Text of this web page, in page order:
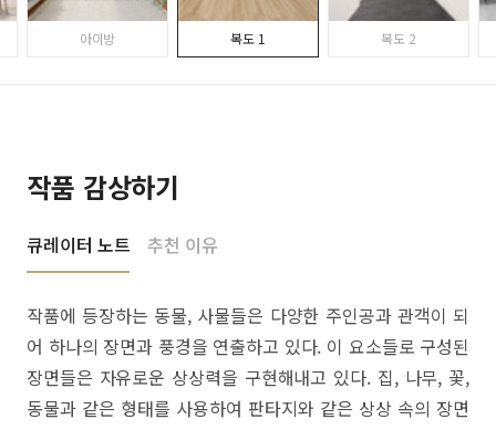
아이방 복도 1 복도 2
작품 감상하기
큐레이터 노트 추천 이유
작품에 등장하는 동물, 사물들은 다양한 주인공과 관객이 되
어 하나의 장면과 풍경을 연출하고 있다. 이 요소들로 구성된
장면들은 자유로운 상상력을 구현해내고 있다. 집, 나무, 꽃,
동물과 같은 형태를 사용하여 판타지와 같은 상상 속의 장면